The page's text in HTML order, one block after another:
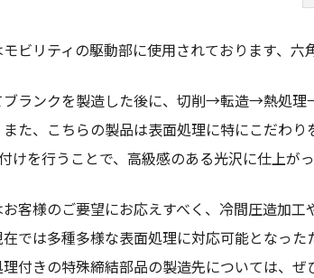
ビリティの駆動部に使用されております、六
ブランクを製造した後に、切削→転造→熱処
また、こちらの製品は表面処理に特にこだわ
けを行うことで、高級感のある光沢に仕上がっ
客様のご要望にお応えすべく、冷間圧造加
在では多種多様な表面処理に対応可能となっ
付きの特殊締結部品の製造先については、ぜ